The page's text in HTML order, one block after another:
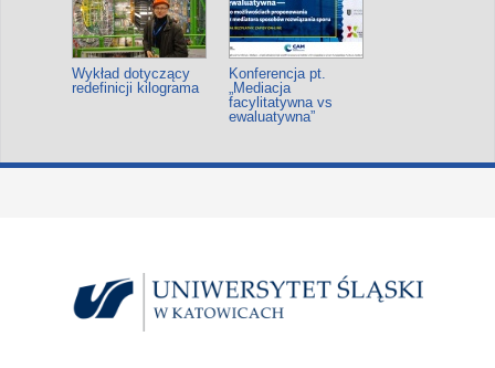
Wykład dotyczący
redefinicji kilograma
Konferencja pt.
„Mediacja
facylitatywna vs
ewaluatywna”